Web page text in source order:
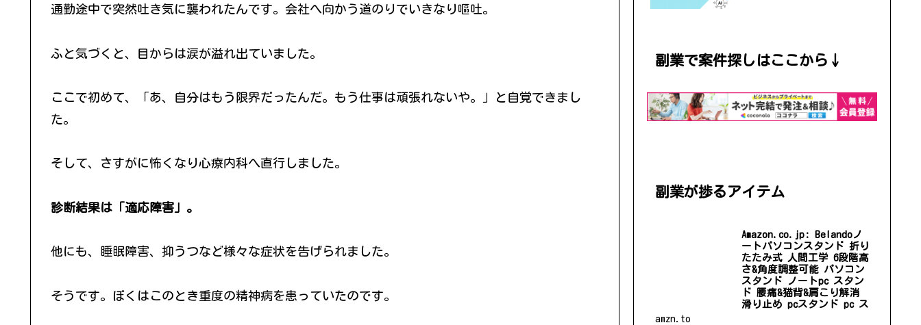
通勤途中で突然吐き気に襲われたんです。会社へ向かう道のりでいきなり嘔吐。
ふと気づくと、目からは涙が溢れ出ていました。
ここで初めて、「あ、自分はもう限界だったんだ。もう仕事は頑張れないや。」と自覚できまし
た。
そして、さすがに怖くなり心療内科へ直行しました。
診断結果は「適応障害」。
他にも、睡眠障害、抑うつなど様々な症状を告げられました。
そうです。ぼくはこのとき重度の精神病を患っていたのです。
副業で案件探しはここから↓
副業が捗るアイテム
Amazon.co.jp: Belandoノ
ートパソコンスタンド 折り
たたみ式 人間工学 6段階高
さ&角度調整可能 パソコン
スタンド ノートpc スタン
ド 腰痛&猫背&肩こり解消
滑り止め pcスタンド pc ス
amzn.to